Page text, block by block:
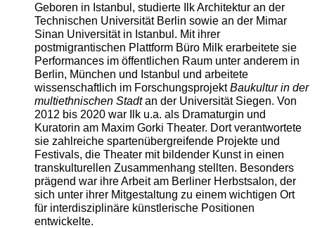
Geboren in Istanbul, studierte Ilk Architektur an der
Technischen Universität Berlin sowie an der Mimar
Sinan Universität in Istanbul. Mit ihrer
postmigrantischen Plattform Büro Milk erarbeitete sie
Performances im öffentlichen Raum unter anderem in
Berlin, München und Istanbul und arbeitete
wissenschaftlich im ForschungsprojektBaukultur in der
multiethnischen Stadtan der Universität Siegen. Von
2012 bis 2020 war Ilk u.a. als Dramaturgin und
Kuratorin am Maxim Gorki Theater. Dort verantwortete
sie zahlreiche spartenübergreifende Projekte und
Festivals, die Theater mit bildender Kunst in einen
transkulturellen Zusammenhang stellten. Besonders
prägend war ihre Arbeit am Berliner Herbstsalon, der
sich unter ihrer Mitgestaltung zu einem wichtigen Ort
für interdisziplinäre künstlerische Positionen
entwickelte.